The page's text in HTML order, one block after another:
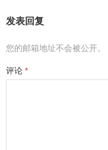
发表回复
您的邮箱地址不会被公开。
评论 *